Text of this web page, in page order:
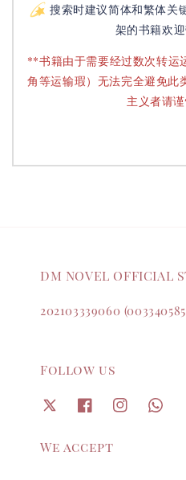
搜索时建议简体和繁体关
架的书籍欢
**书籍由于需要经过数次转运
角等运输瑕）无法完全避免此
主义者请
DM NOVEL OFFICIAL
202103339060
Follow us
We accept